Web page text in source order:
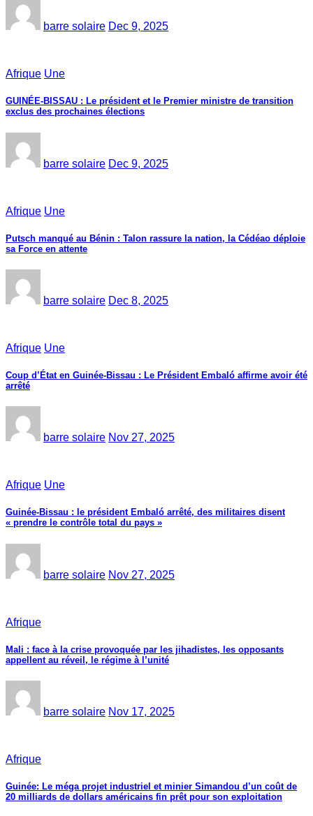
barre solaire Dec 9, 2025
Afrique Une
GUINÉE-BISSAU : Le président et le Premier ministre de transition
exclus des prochaines élections
barre solaire Dec 9, 2025
Afrique Une
Putsch manqué au Bénin : Talon rassure la nation, la Cédéao déploie
sa Force en attente
barre solaire Dec 8, 2025
Afrique Une
Coup d’État en Guinée-Bissau : Le Président Embaló affirme avoir été
arrêté
barre solaire Nov 27, 2025
Afrique Une
Guinée-Bissau : le président Embaló arrêté, des militaires disent
« prendre le contrôle total du pays »
barre solaire Nov 27, 2025
Afrique
Mali : face à la crise provoquée par les jihadistes, les opposants
appellent au réveil, le régime à l’unité
barre solaire Nov 17, 2025
Afrique
Guinée: Le méga projet industriel et minier Simandou d’un coût de
20 milliards de dollars américains fin prêt pour son exploitation